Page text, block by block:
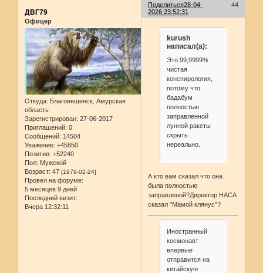
Поделиться 44
28-04-
2026 23:52:31
ДВГ79
Офицер
Откуда: Благовещенск, Амурская
область
Зарегистрирован: 27-06-2017
Приглашений: 0
Сообщений: 14504
Уважение: +45850
Позитив: +52240
Пол: Мужской
Возраст: 47 [1979-02-24]
Провел на форуме:
5 месяцев 9 дней
Последний визит:
Вчера 12:32:11
kurush
написал(а):
Это 99,9999%
чистая
конспирология,
потому что
бадабум
полностью
заправленной
лунной ракеты
скрыть
нереально.
А кто вам сказал что она
была полностью
заправленой?Директор НАСА
сказал "Мамой клянус"?
Иностранный
космонавт
впервые
отправится на
китайскую